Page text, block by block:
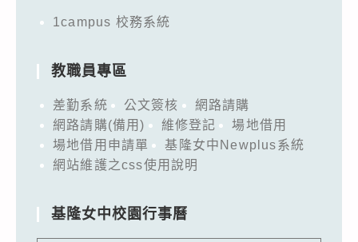
1campus 校務系統
教職員專區
差勤系統 公文簽核
網路請購
網路請購(備用)
維修登記
場地借用
場地借用申請單
基隆女中Newplus系統
網站維護之css使用說明
基隆女中校園行事曆